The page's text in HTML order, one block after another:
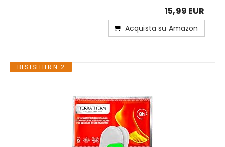
15,99 EUR
Acquista su Amazon
BESTSELLER N. 2